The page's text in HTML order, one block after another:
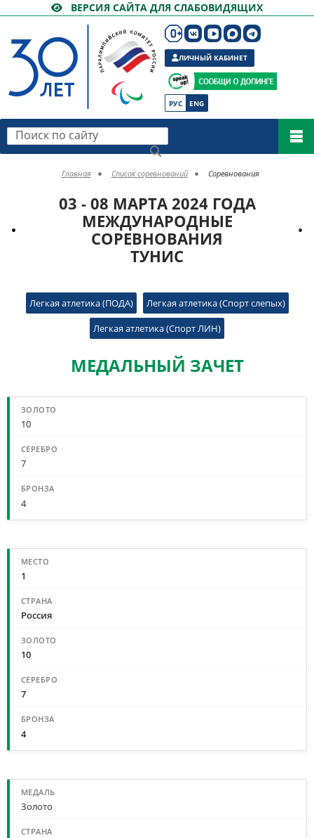
ВЕРСИЯ САЙТА ДЛЯ СЛАБОВИДЯЩИХ
РУС ENG
ЛИЧНЫЙ КАБИНЕТ
Поиск по сайту
Главная Список соревнований Соревнования
03 - 08 МАРТА 2024 ГОДА
МЕЖДУНАРОДНЫЕ
СОРЕВНОВАНИЯ
ТУНИС
Легкая атлетика (ПОДА)
Легкая атлетика (Спорт слепых)
Легкая атлетика (Спорт ЛИН)
МЕДАЛЬНЫЙ ЗАЧЕТ
СВОДНЫЙ МЕДАЛЬНЫЙ ЗАЧЕТ
10
7
4
МЕДАЛЬНЫЙ ЗАЧЕТ ПО СТРАНАМ
1
Россия
10
7
4
МЕДАЛИ ПО СПОРТСМЕНАМ И ДИСЦИПЛИНАМ
Золото